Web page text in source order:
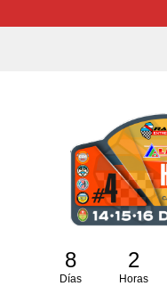
8
Días
2
Horas